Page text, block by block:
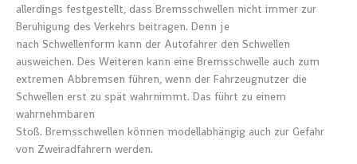
allerdings festgestellt, dass Bremsschwellen nicht immer zur
Beruhigung des Verkehrs beitragen. Denn je
nach Schwellenform kann der Autofahrer den Schwellen
ausweichen. Des Weiteren kann eine Bremsschwelle auch zum
extremen Abbremsen führen, wenn der Fahrzeugnutzer die
Schwellen erst zu spät wahrnimmt. Das führt zu einem
wahrnehmbaren
Stoß. Bremsschwellen können modellabhängig auch zur Gefahr
von Zweiradfahrern werden.